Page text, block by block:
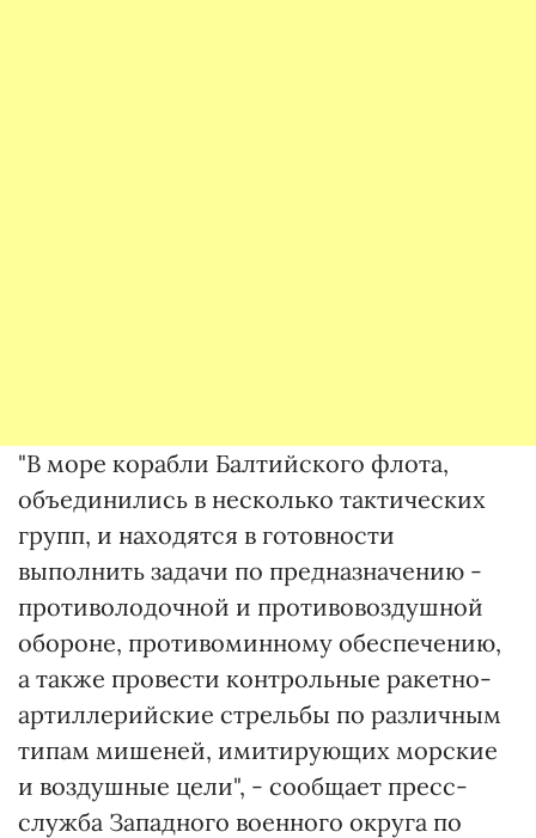
"В море корабли Балтийского флота,
объединились в несколько тактических
групп, и находятся в готовности
выполнить задачи по предназначению -
противолодочной и противовоздушной
обороне, противоминному обеспечению,
а также провести контрольные ракетно-
артиллерийские стрельбы по различным
типам мишеней, имитирующих морские
и воздушные цели", - сообщает пресс-
служба Западного военного округа по